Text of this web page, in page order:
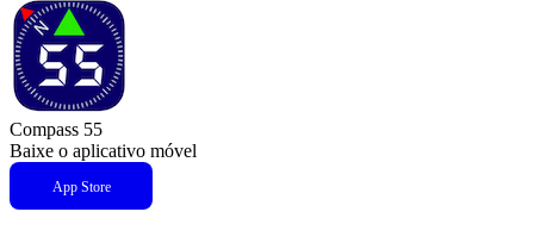
Compass 55
Baixe o aplicativo móvel
App Store